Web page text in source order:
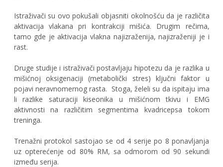
Istraživači su ovo pokušali objasniti okolnošću da je različita
aktivacija vlakana pri kontrakciji mišića. Drugim rečima,
tamo gde je aktivacija vlakna najizraženija, najizraženiji je i
rast.
Druge studije i istraživači postavljaju hipotezu da je razlika u
mišićnoj oksigenaciji (metabolički stres) ključni faktor u
pojavi neravnomernog rasta. Stoga, želeli su da ispitaju ima
li razlike saturaciji kiseonika u mišićnom tkivu i EMG
aktivnosti na različitim segmentima kvadricepsa tokom
treninga.
Trenažni protokol sastojao se od 4 serije po 8 ponavljanja
uz opterećenje od 80% RM, sa odmorom od 90 sekundi
između serija.